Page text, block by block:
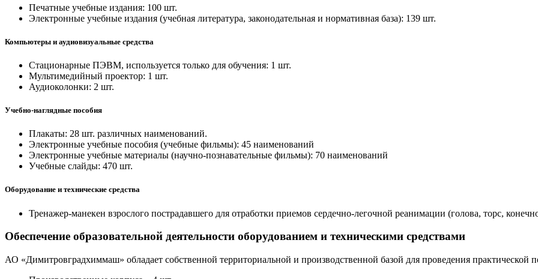
Печатные учебные издания: 100 шт.
Электронные учебные издания (учебная литература, законодательная и нормативная база): 139 шт.
Компьютеры и аудиовизуальные средства
Стационарные ПЭВМ, используется только для обучения: 1 шт.
Мультимедийный проектор: 1 шт.
Аудиоколонки: 2 шт.
Учебно-наглядные пособия
Плакаты: 28 шт. различных наименований.
Электронные учебные пособия (учебные фильмы): 45 наименований
Электронные учебные материалы (научно-познавательные фильмы): 70 наименований
Учебные слайды: 470 шт.
Оборудование и технические средства
Тренажер-манекен взрослого пострадавшего для отработки приемов сердечно-легочной реанимации (голова, торс,
Обеспечение образовательной деятельности оборудованием и техническими средствами
АО «Димитровградхиммаш» обладает собственной территориальной и производственной базой для проведения